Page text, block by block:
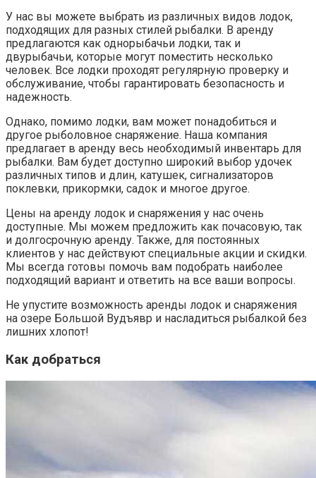
У нас вы можете выбрать из различных видов лодок,
подходящих для разных стилей рыбалки. В аренду
предлагаются как однорыбачьи лодки, так и
двурыбачьи, которые могут поместить несколько
человек. Все лодки проходят регулярную проверку и
обслуживание, чтобы гарантировать безопасность и
надежность.
Однако, помимо лодки, вам может понадобиться и
другое рыболовное снаряжение. Наша компания
предлагает в аренду весь необходимый инвентарь для
рыбалки. Вам будет доступно широкий выбор удочек
различных типов и длин, катушек, сигнализаторов
поклевки, прикормки, садок и многое другое.
Цены на аренду лодок и снаряжения у нас очень
доступные. Мы можем предложить как почасовую, так
и долгосрочную аренду. Также, для постоянных
клиентов у нас действуют специальные акции и скидки.
Мы всегда готовы помочь вам подобрать наиболее
подходящий вариант и ответить на все ваши вопросы.
Не упустите возможность аренды лодок и снаряжения
на озере Большой Вудъявр и насладиться рыбалкой без
лишних хлопот!
Как добраться